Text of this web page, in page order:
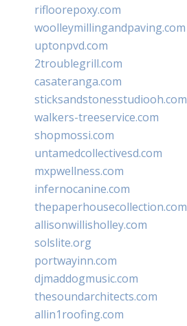
rifloorepoxy.com
woolleymillingandpaving.com
uptonpvd.com
2troublegrill.com
casateranga.com
sticksandstonesstudiooh.com
walkers-treeservice.com
shopmossi.com
untamedcollectivesd.com
mxpwellness.com
infernocanine.com
thepaperhousecollection.com
allisonwillisholley.com
solslite.org
portwayinn.com
djmaddogmusic.com
thesoundarchitects.com
allin1roofing.com